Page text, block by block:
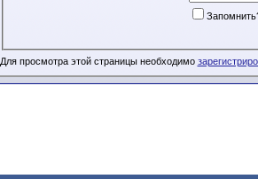
Для просмотра этой страницы необходимо